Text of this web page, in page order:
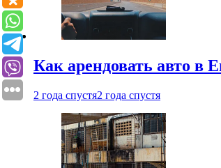
Как арендовать авто в
2 года спустя2 года спустя